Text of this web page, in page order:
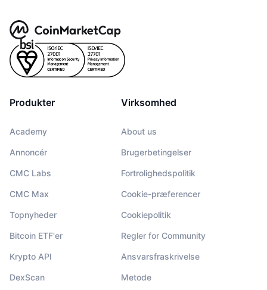
Produkter
Academy
Annoncér
CMC Labs
CMC Max
Topnyheder
Bitcoin ETF'er
Krypto API
DexScan
Virksomhed
About us
Brugerbetingelser
Fortrolighedspolitik
Cookie-præferencer
Cookiepolitik
Regler for Community
Ansvarsfraskrivelse
Metode